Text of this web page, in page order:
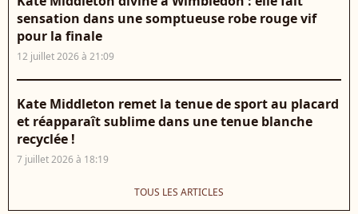
sensation dans une somptueuse robe rouge vif
pour la finale
12 juillet 2026 à 21:09
Kate Middleton remet la tenue de sport au placard
et réapparaît sublime dans une tenue blanche
recyclée !
7 juillet 2026 à 18:19
TOUS LES ARTICLES